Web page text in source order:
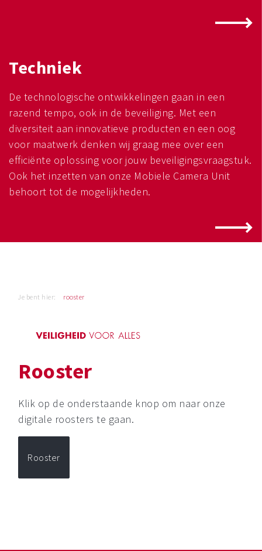
Techniek
De technologische ontwikkelingen gaan in een
razend tempo, ook in de beveiliging. Met een
diversiteit aan innovatieve producten en een oog
voor maatwerk denken wij graag mee over een
efficiënte oplossing voor jouw beveiligingsvraagstuk.
Ook het inzetten van onze Mobiele Camera Unit
behoort tot de mogelijkheden.
Je bent hier: rooster
Rooster
Klik op de onderstaande knop om naar onze
digitale roosters te gaan.
Rooster